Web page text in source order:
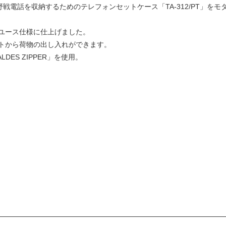
電話を収納するためのテレフォンセットケース「TA-312/PT」をモ
ス仕様に仕上げました。
ら荷物の出し入れができます。
ZIPPER」を使用。